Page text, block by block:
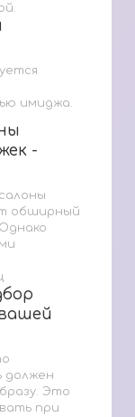
имиджа.
-
-
обширный
должен
Это
при